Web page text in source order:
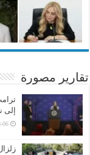
تقارير مصورة
06
زلزال بقوة 6.3